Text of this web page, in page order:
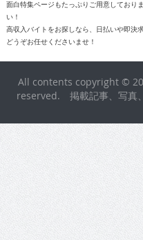
面白特集ページもたっぷりご用意しており
い！
高収入バイトをお探しなら、日払いや即決
どうぞお任せくださいませ！
All contents copyright ©
reserved. 掲載記事、写真